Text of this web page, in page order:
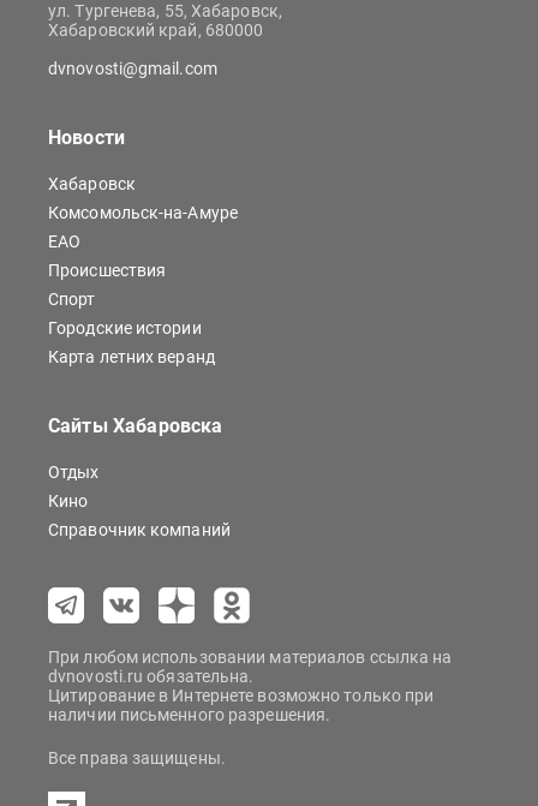
ул. Тургенева, 55, Хабаровск,
Хабаровский край, 680000
dvnovosti@gmail.com
Новости
Хабаровск
Комсомольск-на-Амуре
ЕАО
Происшествия
Спорт
Городские истории
Карта летних веранд
Сайты Хабаровска
Отдых
Кино
Справочник компаний
При любом использовании материалов ссылка на
dvnovosti.ru обязательна.
Цитирование в Интернете возможно только при
наличии письменного разрешения.
Все права защищены.